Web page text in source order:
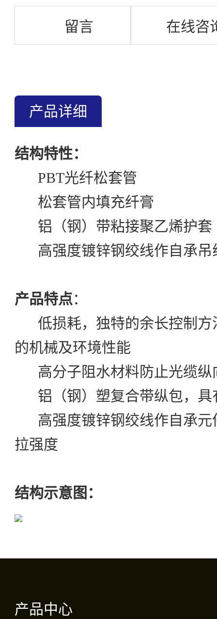
留言 在线咨
产品详细
结构特性：
PBT光纤松套管
松套管内填充纤膏
铝（钢）带粘接聚乙烯护套
高强度镀锌钢绞线作自承吊
产品特点：
低损耗，独特的余长控制
的机械及环境性能
高分子阻水材料防止光缆纵
铝（钢）塑复合带纵包，
高强度镀锌钢绞线作自承
拉强度
结构示意图：
产品中心